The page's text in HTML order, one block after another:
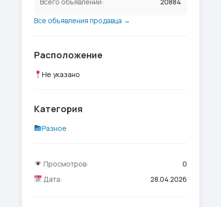
Все объявления продавца →
Расположение
Не указано
Категория
Разное
Просмотров:
0
Дата:
28.04.2026